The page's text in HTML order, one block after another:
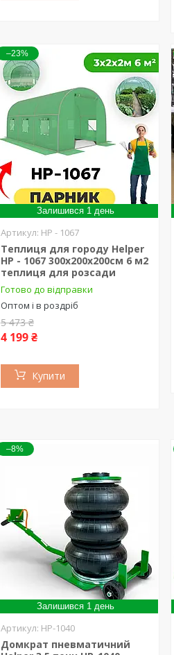
–23%
Залишився 1 день
HP - 1067
Теплиця для городу Helper
HP - 1067 300х200х200см 6 м2
теплиця для розсади
Готово до відправки
Оптом і в роздріб
5 473 ₴
4 199 ₴
Купити
–8%
Залишився 1 день
HP-1040
Домкрат пневматичний